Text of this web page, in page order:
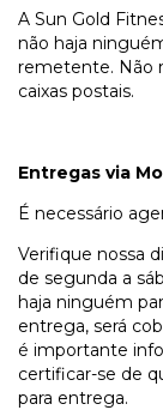
A Sun Gold
não haja
remetente. Não
caixas postais.
Entregas via
É necessário
Verifique nossa
de segunda a
haja ninguém
entrega, será
é importante
certificar-se de
para entrega.